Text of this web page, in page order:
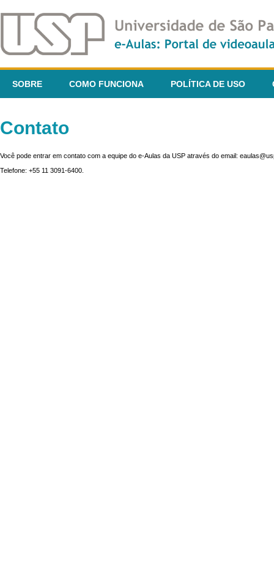
SOBRE COMO FUNCIONA POLÍTICA DE USO
Contato
Você pode entrar em contato com a equipe do e-Aulas da USP através do email:
Telefone: +55 11 3091-6400.